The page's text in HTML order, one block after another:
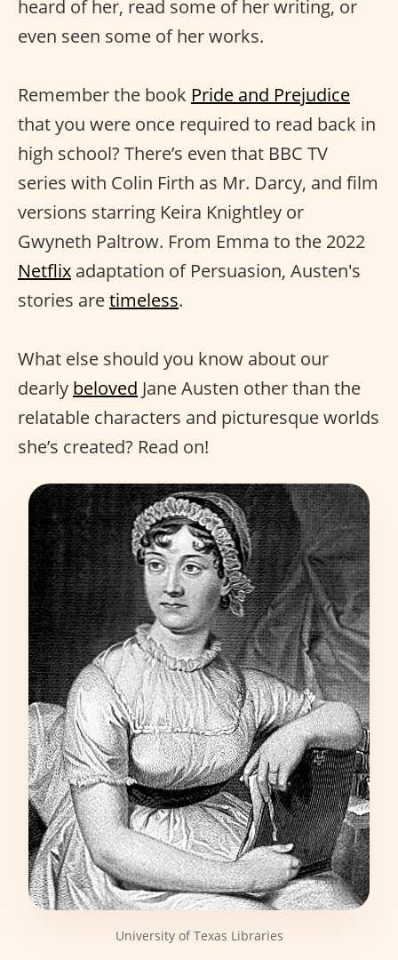
heard of her, read some of her writing, or
even seen some of her works.
Remember the book Pride and Prejudice
that you were once required to read back in
high school? There’s even that BBC TV
series with Colin Firth as Mr. Darcy, and film
versions starring Keira Knightley or
Gwyneth Paltrow. From Emma to the 2022
Netflix adaptation of Persuasion, Austen's
stories aretimeless.
What else should you know about our
dearly beloved Jane Austen other than the
relatable characters and picturesque worlds
she’s created? Read on!
University of Texas Libraries